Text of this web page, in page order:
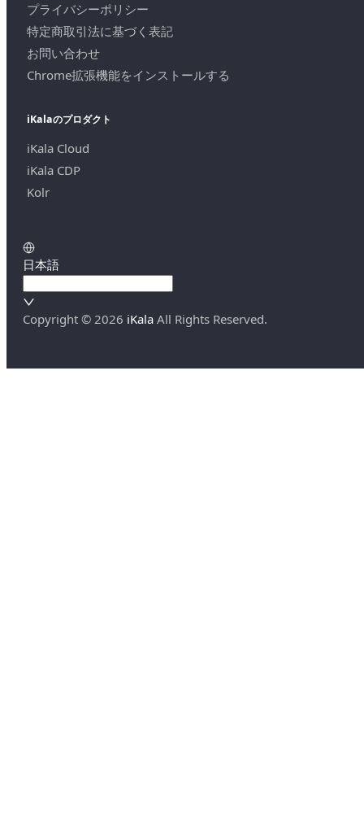
プライバシーポリシー
特定商取引法に基づく表記
お問い合わせ
Chrome拡張機能をインストールする
iKalaのプロダクト
iKala Cloud
iKala CDP
Kolr
日本語
Copyright © 2026 iKala All Rights Reserved.